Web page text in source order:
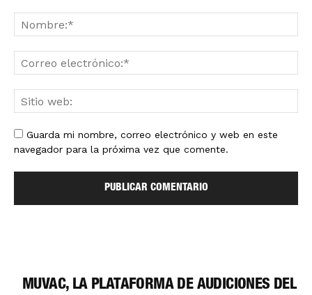
Guarda mi nombre, correo electrónico y web en este
navegador para la próxima vez que comente.
MUVAC, LA PLATAFORMA DE AUDICIONES DEL